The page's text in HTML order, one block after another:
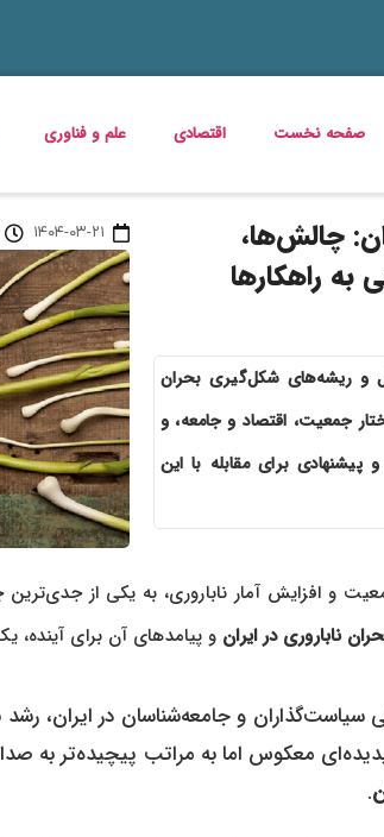
(16 مرداد 1405)
جدید
نمیدانیم؟
و کاهش وزن
به‌روز
صفحه نخست اقتصادی علم و فناوری
چالش‌ها،
به راهکارها
و ریشه‌های شکل‌گیری بحران
جمعیت، اقتصاد و جامعه، و
برای مقابله با این
۱۴۰۴-۰۳-۲۱
و افزایش آمار ناباروری، به یکی از
ناباروری در ایران و پیامدهای آن برای
و جامعه‌شناسان در ایران، رشد
معکوس اما به مراتب پیچیده‌تر به
.